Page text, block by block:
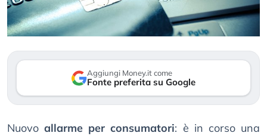
Aggiungi Money.it come
Fonte preferita su Google
Nuovoallarme per consumatori: è in corso una